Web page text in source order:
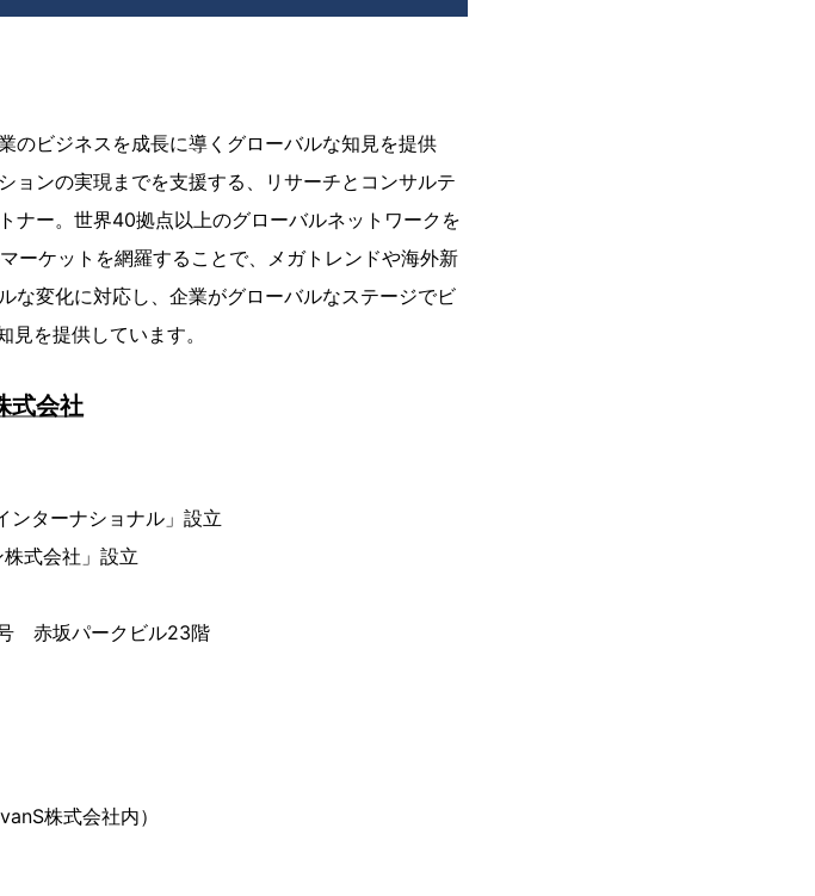
のビジネスを成長に導くグローバルな知見を提供
ョンの実現までを支援する、リサーチとコンサルテ
ナー。世界40拠点以上のグローバルネットワークを
ーケットを網羅することで、メガトレンドや海外新
な変化に対応し、企業がグローバルなステージでビ
を提供しています。
式会社
ターナショナル」設立
式会社」設立
赤坂パークビル23階
株式会社内）